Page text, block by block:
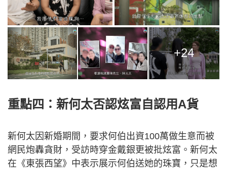
+24
重點四：新何太否認炫富自認用A貨
新何太因新婚期間，要求何伯出資100萬做生意而被
網民炮轟貪財，受訪時穿金戴銀更被批炫富。新何太
在《東張西望》中表示展示何伯送她的珠寶，只是想